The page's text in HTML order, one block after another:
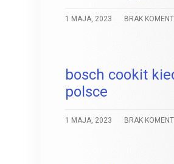
1 MAJA, 2023 BRAK
bosch cookit
polsce
1 MAJA, 2023 BRAK